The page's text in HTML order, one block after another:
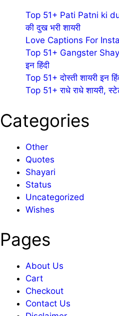
Top 51+ Pati Patni ki
की दुख भरी शायरी
Love Captions For
Top 51+ Gangster
इन हिंदी
Top 51+ दोस्ती शायरी इन
Top 51+ राधे राधे शायरी,
Categories
Other
Quotes
Shayari
Status
Uncategorized
Wishes
Pages
About Us
Cart
Checkout
Contact Us